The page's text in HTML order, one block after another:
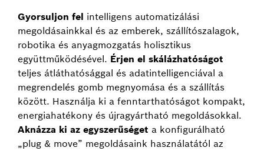
Gyorsuljon fel intelligens automatizálási
megoldásainkkal és az emberek, szállítószalagok,
robotika és anyagmozgatás holisztikus
együttműködésével. Érjen el skálázhatóságot
teljes átláthatósággal és adatintelligenciával a
megrendelés gomb megnyomása és a szállítás
között. Használja ki a fenntarthatóságot kompakt,
energiahatékony és újragyártható megoldásokkal.
Aknázza ki az egyszerűséget a konfigurálható
„plug & move” megoldásaink használatától az